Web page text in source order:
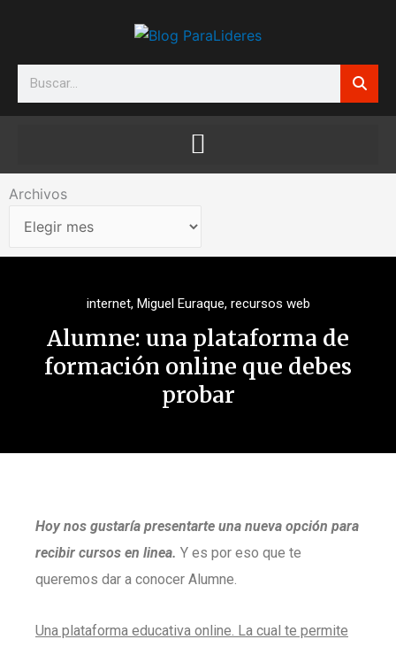
Search
Archivos
Archivos
internet, Miguel Euraque, recursos web
Alumne: una plataforma de
formación online que debes
probar
Hoy nos gustaría presentarte una nueva opción para
recibir cursos en linea. Y es por eso que te
queremos dar a conocer Alumne.
Una plataforma educativa online. La cual te permite